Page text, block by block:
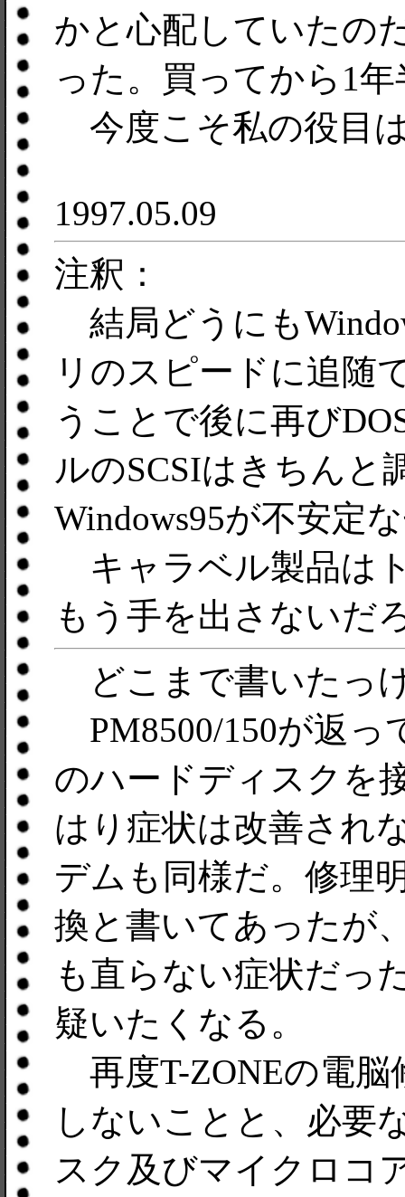
かと心配していたの
った。買ってから1
今度こそ私の役目
1997.05.09
注釈：
結局どうにも
リのスピードに追随
うことで後に再び
ルのSCSIはきちんと
Windows95が不安定
キャラベル製品は
もう手を出さないだ
どこまで書いたっ
PM8500/150が返っ
のハードディスクを
はり症状は改善され
デムも同様だ。修理
換と書いてあったが
も直らない症状だっ
疑いたくなる。
再度T-ZONEの電脳
しないことと、必要
スク及びマイクロコ